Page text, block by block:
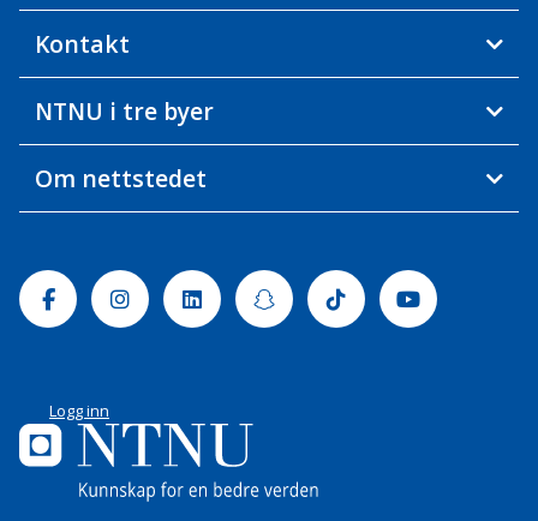
Kontakt
NTNU i tre byer
Om nettstedet
FacebookInstagramLinkedinSnapchatTiktok Youtube
Logg inn